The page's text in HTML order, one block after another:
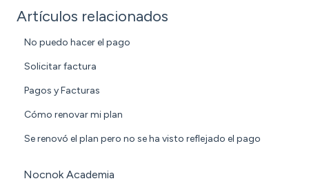
Artículos relacionados
No puedo hacer el pago
Solicitar factura
Pagos y Facturas
Cómo renovar mi plan
Se renovó el plan pero no se ha visto reflejado el pago
Nocnok Academia